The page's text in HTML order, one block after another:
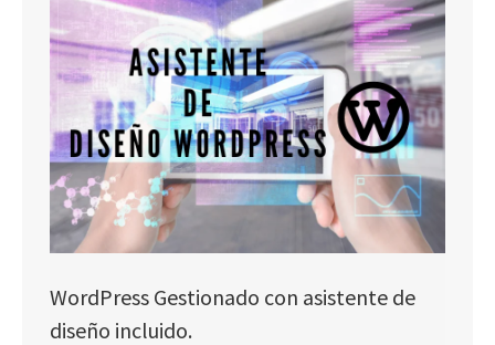
WordPress Gestionado con asistente de
diseño incluido.